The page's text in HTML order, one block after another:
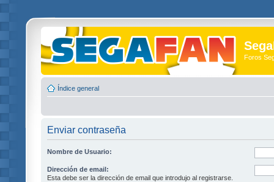
Foros
Índice general
Enviar contraseña
Nombre de Usuario:
Dirección de email:
Esta debe ser la dirección de email que introdujo al registrarse.